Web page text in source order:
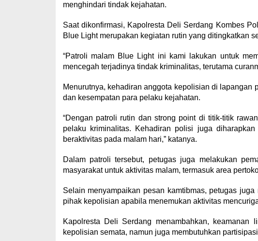
menghindari tindak kejahatan.
Saat dikonfirmasi, Kapolresta Deli Serdang Kombes
Blue Light merupakan kegiatan rutin yang ditingkatkan
“Patroli malam Blue Light ini kami lakukan untuk
mencegah terjadinya tindak kriminalitas, terutama
Menurutnya, kehadiran anggota kepolisian di
dan kesempatan para pelaku kejahatan.
“Dengan patroli rutin dan strong point di titik-titik
pelaku kriminalitas. Kehadiran polisi juga
beraktivitas pada malam hari,” katanya.
Dalam patroli tersebut, petugas juga melakukan
masyarakat untuk aktivitas malam, termasuk area
Selain menyampaikan pesan kamtibmas, petugas
pihak kepolisian apabila menemukan aktivitas
Kapolresta Deli Serdang menambahkan,
kepolisian semata, namun juga membutuhkan